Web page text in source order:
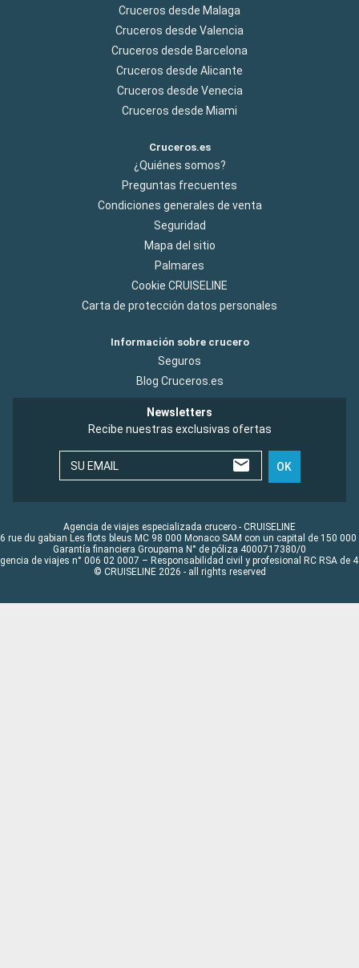
Cruceros desde Malaga
Cruceros desde Valencia
Cruceros desde Barcelona
Cruceros desde Alicante
Cruceros desde Venecia
Cruceros desde Miami
Cruceros.es
¿Quiénes somos?
Preguntas frecuentes
Condiciones generales de venta
Seguridad
Mapa del sitio
Palmares
Cookie CRUISELINE
Carta de protección datos personales
Información sobre crucero
Seguros
Blog Cruceros.es
Newsletters
Recibe nuestras exclusivas ofertas
SU EMAIL OK
Agencia de viajes especializada crucero - CRUISELINE
rue du gabian Les flots bleus MC 98 000 Monaco SAM con un capital de 150 000
Garantía financiera Groupama N° de póliza 4000717380/0
de viajes n° 006 02 0007 – Responsabilidad civil y profesional RC RSA de
© CRUISELINE 2026 - all rights reserved